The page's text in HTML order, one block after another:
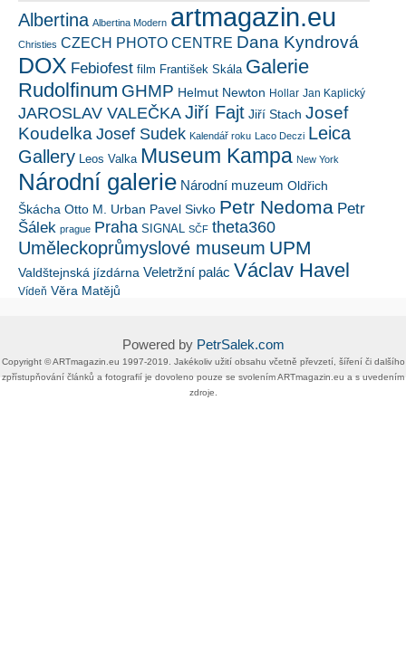
Albertina Albertina Modern artmagazin.eu
Christies CZECH PHOTO CENTRE Dana Kyndrová
DOX Febiofest film František Skála Galerie
Rudolfinum GHMP Helmut Newton Hollar Jan Kaplický
JAROSLAV VALEČKA Jiří Fajt Jiří Stach Josef
Koudelka Josef Sudek Kalendář roku Laco Deczi Leica
Gallery Leos Valka Museum Kampa New York
Národní galerie Národní muzeum Oldřich
Škácha Otto M. Urban Pavel Sivko Petr Nedoma Petr
Šálek prague Praha SIGNAL SČF theta360
Uměleckoprůmyslové museum UPM
Valdštejnská jízdárna Veletržní palác Václav Havel
Vídeň Věra Matějů
Powered by PetrSalek.com
Copyright ©​ ​​ARTmagazin.eu ​1997-2019​.​ Jakékoliv užití obsahu včetně převzetí, šíření či dalšího
zpřístupňování článků a fotografií je dovoleno pouze se svolením ​ARTmagazin.eu​ ​a s uvedením
zdroje.